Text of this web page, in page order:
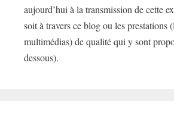
aujourd’hui à la transmission de cette
soit à travers ce blog ou les prestations
multimédias) de qualité qui y sont
dessous).